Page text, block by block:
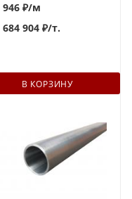
946 ₽/м
684 904 ₽/т.
В КОРЗИНУ